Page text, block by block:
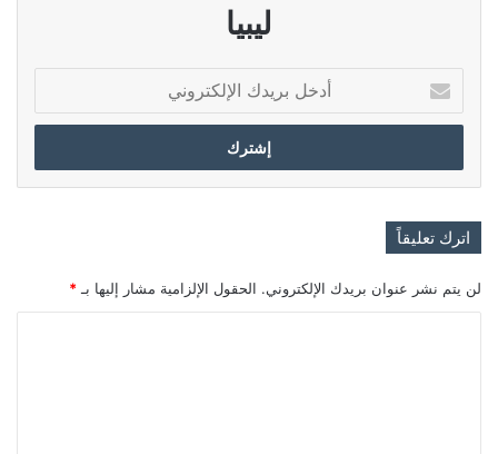
ليبيا
بريدك
الإلكتروني
اترك تعليقاً
لن يتم نشر عنوان بريدك الإلكتروني. الحقول الإلزامية مشار إليها بـ *